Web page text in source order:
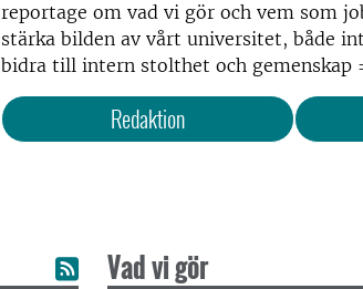
reportage om vad vi gör och vem som
stärka bilden av vårt universitet, både
bidra till intern stolthet och gemenskap
Redaktion
Vad vi gör